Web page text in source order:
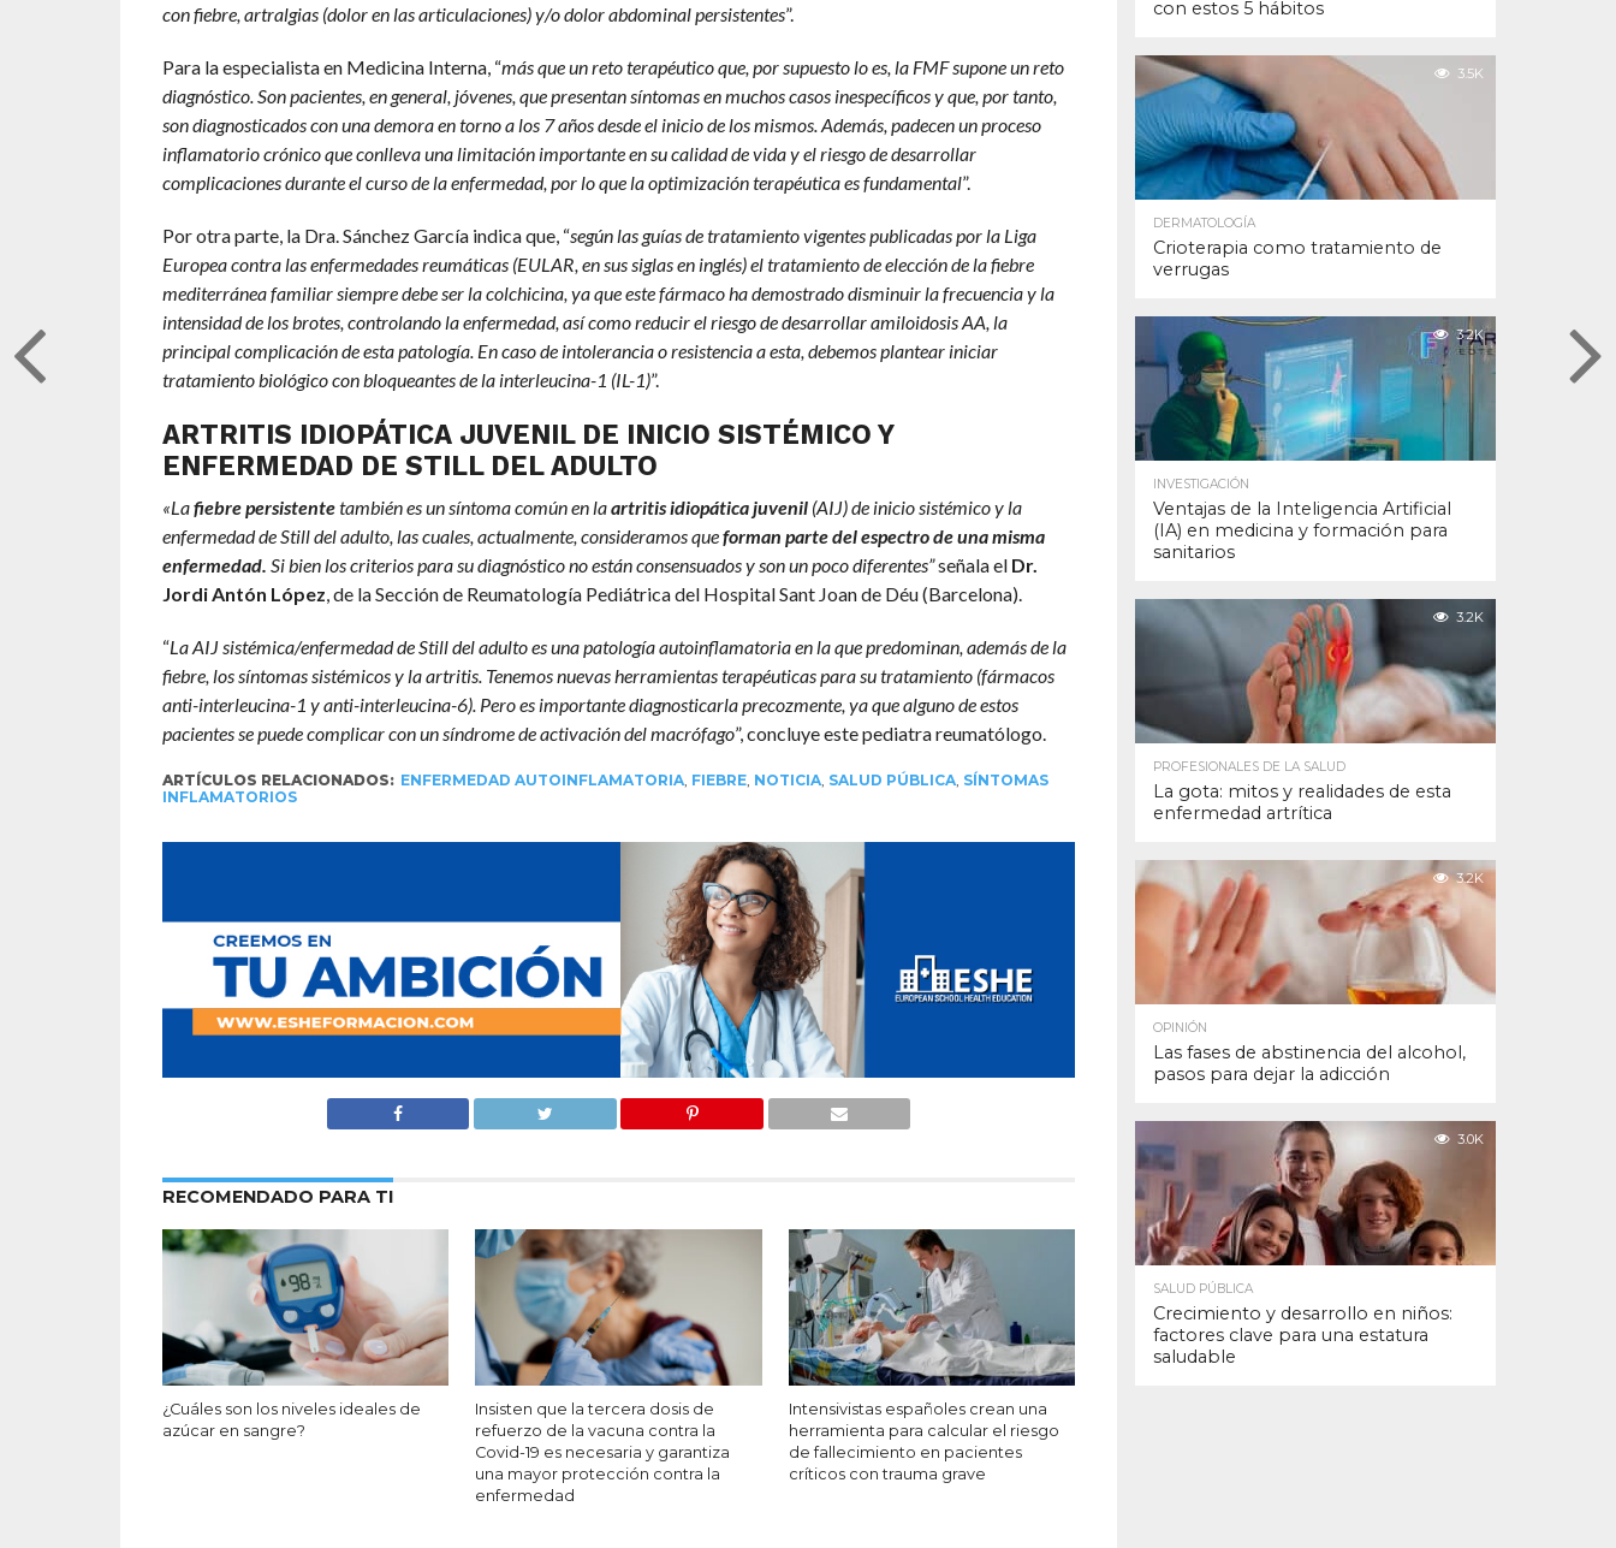
con fiebre, artralgias (dolor en las articulaciones) y/o dolor abdominal persistentes”.
Para la especialista en Medicina Interna, “más que un reto terapéutico que, por supuesto lo es, la FMF supone un reto
diagnóstico. Son pacientes, en general, jóvenes, que presentan síntomas en muchos casos inespecíficos y que, por tanto,
son diagnosticados con una demora en torno a los 7 años desde el inicio de los mismos. Además, padecen un proceso
inflamatorio crónico que conlleva una limitación importante en su calidad de vida y el riesgo de desarrollar
complicaciones durante el curso de la enfermedad, por lo que la optimización terapéutica es fundamental”.
Por otra parte, la Dra. Sánchez García indica que, “según las guías de tratamiento vigentes publicadas por la Liga
Europea contra las enfermedades reumáticas (EULAR, en sus siglas en inglés) el tratamiento de elección de la fiebre
mediterránea familiar siempre debe ser la colchicina, ya que este fármaco ha demostrado disminuir la frecuencia y la
intensidad de los brotes, controlando la enfermedad, así como reducir el riesgo de desarrollar amiloidosis AA, la
principal complicación de esta patología. En caso de intolerancia o resistencia a esta, debemos plantear iniciar
tratamiento biológico con bloqueantes de la interleucina-1 (IL-1)”.
ARTRITIS IDIOPÁTICA JUVENIL DE INICIO SISTÉMICO Y
ENFERMEDAD DE STILL DEL ADULTO
«Lafiebre persistentetambién es un síntoma común en laartritis idiopática juvenil(AIJ) de inicio sistémico y la
enfermedad de Still del adulto, las cuales, actualmente, consideramos queforman parte del espectro de una misma
enfermedad. Si bien los criterios para su diagnóstico no están consensuados y son un poco diferentes”señala el Dr.
Jordi Antón López, de la Sección de Reumatología Pediátrica del Hospital Sant Joan de Déu (Barcelona).
“La AIJ sistémica/enfermedad de Still del adulto es una patología autoinflamatoria en la que predominan, además de la
fiebre, los síntomas sistémicos y la artritis. Tenemos nuevas herramientas terapéuticas para su tratamiento (fármacos
anti-interleucina-1 y anti-interleucina-6). Pero es importante diagnosticarla precozmente, ya que alguno de estos
pacientes se puede complicar con un síndrome de activación del macrófago”, concluye este pediatra reumatólogo.
ARTÍCULOS RELACIONADOS: ENFERMEDAD AUTOINFLAMATORIA, FIEBRE, NOTICIA, SALUD PÚBLICA, SÍNTOMAS
INFLAMATORIOS
RECOMENDADO PARA TI
¿Cuáles son los niveles ideales de
azúcar en sangre?
Insisten que la tercera dosis de
refuerzo de la vacuna contra la
Covid-19 es necesaria y garantiza
una mayor protección contra la
enfermedad
Intensivistas españoles crean una
herramienta para calcular el riesgo
de fallecimiento en pacientes
críticos con trauma grave
con estos 5 hábitos
3.5K
DERMATOLOGÍA
Crioterapia como tratamiento de
verrugas
3.2K
INVESTIGACIÓN
Ventajas de la Inteligencia Artificial
(IA) en medicina y formación para
sanitarios
3.2K
PROFESIONALES DE LA SALUD
La gota: mitos y realidades de esta
enfermedad artrítica
3.2K
OPINIÓN
Las fases de abstinencia del alcohol,
pasos para dejar la adicción
3.0K
SALUD PÚBLICA
Crecimiento y desarrollo en niños:
factores clave para una estatura
saludable